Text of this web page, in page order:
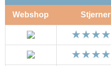
Webshop Stjerner